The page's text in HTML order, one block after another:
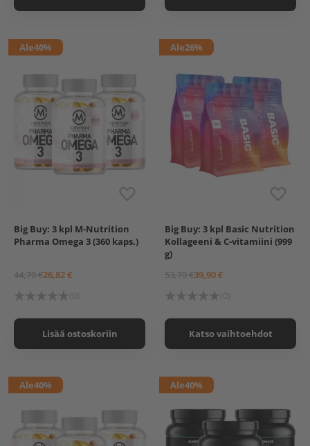
Punch
M-Nutrition Pharma
Omega 3, 120 kaps.
Ale40%
Big Buy: 3 kpl M-Nutrition
Pharma Omega 3 (360 kaps.)
44,70 €26,82 €
Lisää ostoskoriin
Basic Nutrition Kollageeni
& C-vitamiini, 333 g
Basic Nutrition
333 g, Marja
Basic Nutrition
Kollageeni & C-vitamiini,
Ale26%
Big Buy: 3 kpl Basic Nutrition
Kollageeni & C-vitamiini (999
g)
53,70 €39,90 €
Katso vaihtoehdot
Ale40% Ale40%